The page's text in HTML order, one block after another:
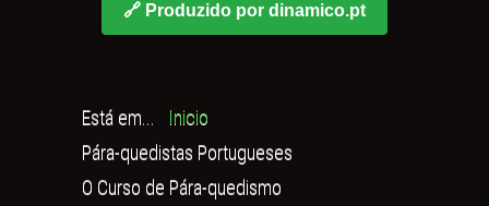
🔗 Produzido por dinamico.pt
Está em...
Inicio
Pára-quedistas Portugueses
O Curso de Pára-quedismo